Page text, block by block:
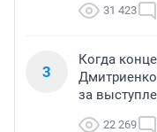
31 423
3
Когда
за
22 269